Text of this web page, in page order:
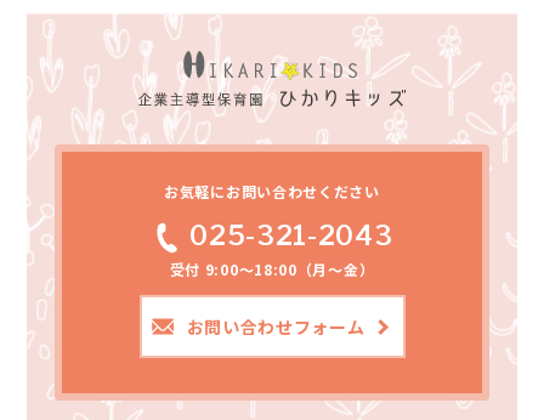
お気軽にお問い合わせください
025-321-2043
受付 9:00～18:00（月～金）
お問い合わせフォーム